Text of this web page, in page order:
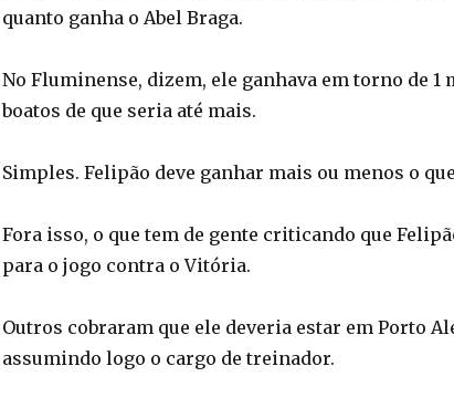
quanto ganha o Abel Braga.
No Fluminense, dizem, ele ganhava em torno de 1
boatos de que seria até mais.
Simples. Felipão deve ganhar mais ou menos o
Fora isso, o que tem de gente criticando que
para o jogo contra o Vitória.
Outros cobraram que ele deveria estar em Porto
assumindo logo o cargo de treinador.